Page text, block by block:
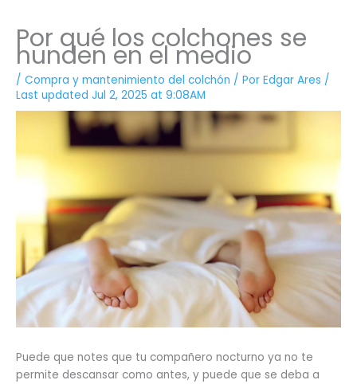
Por qué los colchones se
hunden en el medio
/ Compra y mantenimiento del colchón / Por Edgar Ares /
Last updated Jul 2, 2025 at 9:08AM
Puede que notes que tu compañero nocturno ya no te
permite descansar como antes, y puede que se deba a